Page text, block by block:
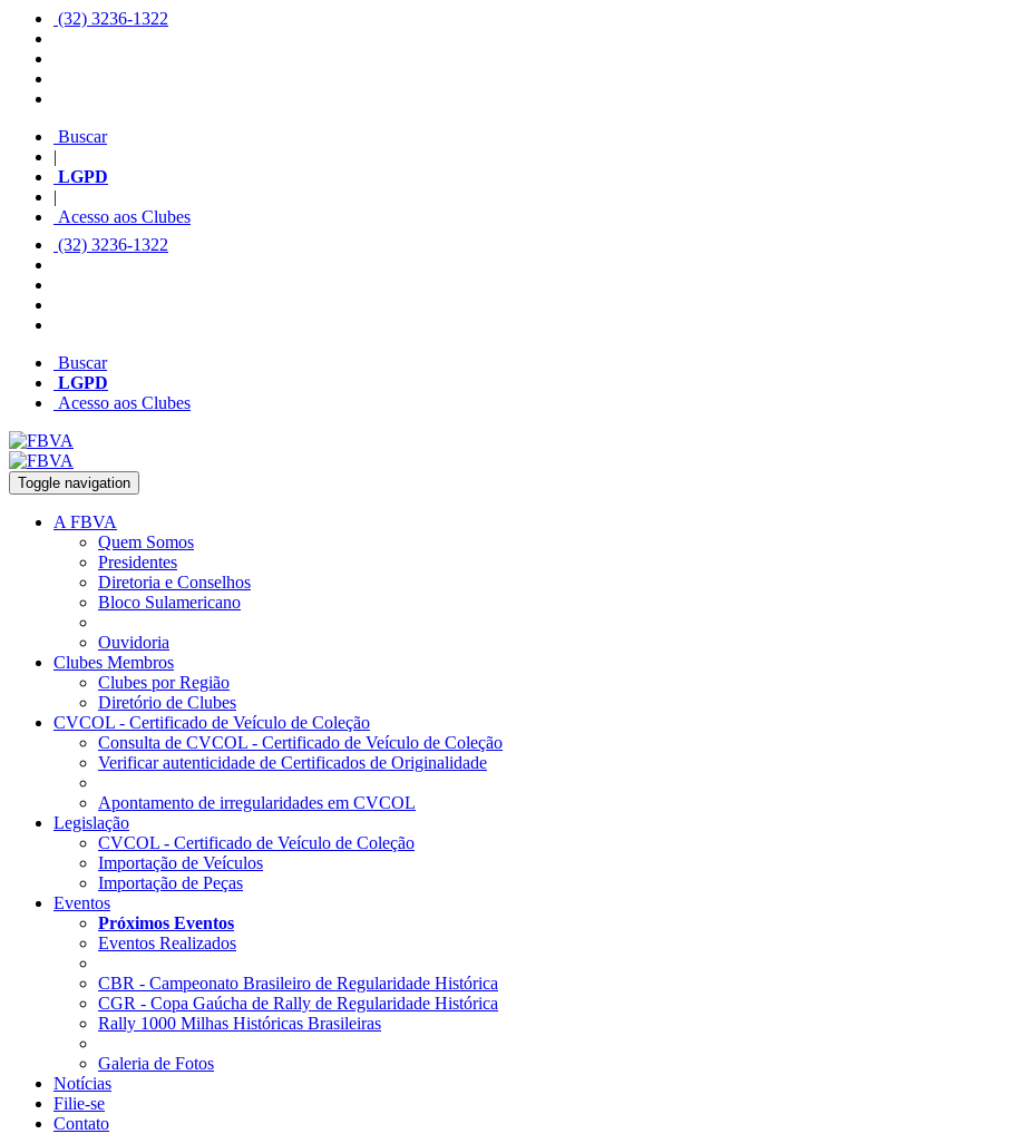
(32) 3236-1322
Buscar
|
LGPD
|
Acesso aos Clubes
(32) 3236-1322
Buscar
LGPD
Acesso aos Clubes
Toggle navigation
A FBVA
Quem Somos
Presidentes
Diretoria e Conselhos
Bloco Sulamericano
Ouvidoria
Clubes Membros
Clubes por Região
Diretório de Clubes
CVCOL - Certificado de Veículo de Coleção
Consulta de CVCOL - Certificado de Veículo de Coleção
Verificar autenticidade de Certificados de Originalidade
Apontamento de irregularidades em CVCOL
Legislação
CVCOL - Certificado de Veículo de Coleção
Importação de Veículos
Importação de Peças
Eventos
Próximos Eventos
Eventos Realizados
CBR - Campeonato Brasileiro de Regularidade Histórica
CGR - Copa Gaúcha de Rally de Regularidade Histórica
Rally 1000 Milhas Históricas Brasileiras
Galeria de Fotos
Notícias
Filie-se
Contato